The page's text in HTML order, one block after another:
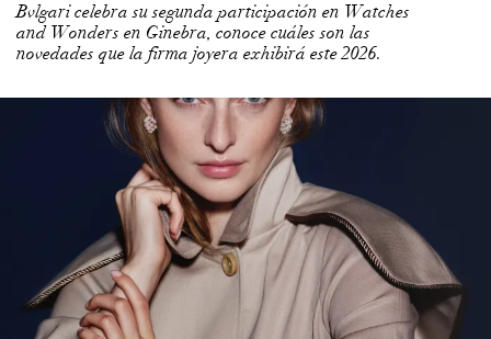
Bvlgari celebra su segunda participación en Watches
and Wonders en Ginebra, conoce cuáles son las
novedades que la firma joyera exhibirá este 2026.